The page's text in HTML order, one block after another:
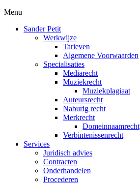
Menu
Sander Petit
Werkwijze
Tarieven
Algemene Voorwaarden
Specialisaties
Mediarecht
Muziekrecht
Muziekplagiaat
Auteursrecht
Naburig recht
Merkrecht
Domeinnaamrecht
Verbintenissenrecht
Services
Juridisch advies
Contracten
Onderhandelen
Procederen